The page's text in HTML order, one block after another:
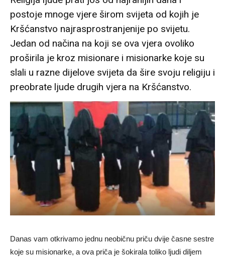
postoje mnoge vjere širom svijeta od kojih je
Kršćanstvo najrasprostranjenije po svijetu.
Jedan od načina na koji se ova vjera ovoliko
proširila je kroz misionare i misionarke koje su
slali u razne dijelove svijeta da šire svoju religiju i
preobrate ljude drugih vjera na Kršćanstvo.
Danas vam otkrivamo jednu neobičnu priču dvije časne sestre
koje su misionarke, a ova priča je šokirala toliko ljudi diljem